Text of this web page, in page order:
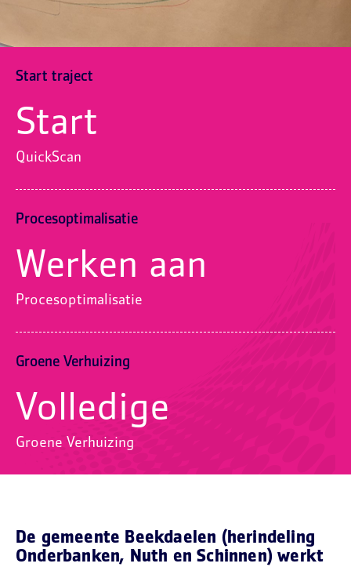
Start traject
Start
QuickScan
Procesoptimalisatie
Werken aan
Procesoptimalisatie
Groene Verhuizing
Volledige
Groene Verhuizing
De gemeente Beekdaelen (herindeling
Onderbanken, Nuth en Schinnen) werkt